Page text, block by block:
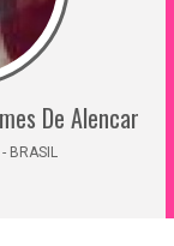
De Alencar
BRASIL